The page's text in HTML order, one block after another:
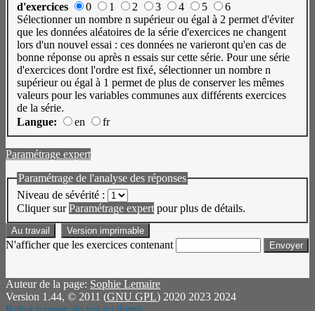
d'exercices
0 1 2 3 4 5
6
Sélectionner un nombre n supérieur ou égal à 2 permet d'éviter
que les données aléatoires de la série d'exercices ne changent
lors d'un nouvel essai : ces données ne varieront qu'en cas de
bonne réponse ou après n essais sur cette série. Pour une série
d'exercices dont l'ordre est fixé, sélectionner un nombre n
supérieur ou égal à 1 permet de plus de conserver les mêmes
valeurs pour les variables communes aux différents exercices
de la série.
Langue:
en fr
Paramétrage expert
Paramétrage de l'analyse des réponses
Niveau de sévérité :
Cliquer surParamétrage expert pour plus de détails.
Au travail Version imprimable
N'afficher que les exercices contenant
Auteur de la page: Sophie Lemaire
Version 1.44, © 2011 (GNU GPL) 2020 2023 2024